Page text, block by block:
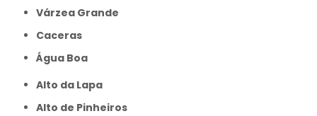
Várzea Grande
caceras
Água Boa
Alto da Lapa
Alto de Pinheiros